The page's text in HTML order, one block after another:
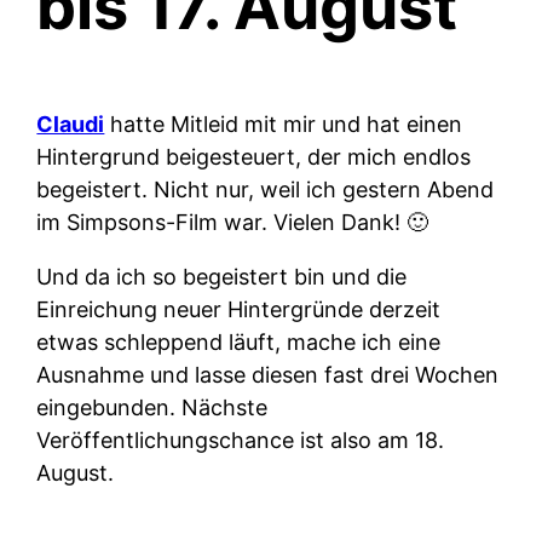
Claudi hatte Mitleid mit mir und hat einen
Hintergrund beigesteuert, der mich endlos
begeistert. Nicht nur, weil ich gestern Abend
im Simpsons-Film war. Vielen Dank! 🙂
Und da ich so begeistert bin und die
Einreichung neuer Hintergründe derzeit
etwas schleppend läuft, mache ich eine
Ausnahme und lasse diesen fast drei Wochen
eingebunden. Nächste
Veröffentlichungschance ist also am 18.
August.